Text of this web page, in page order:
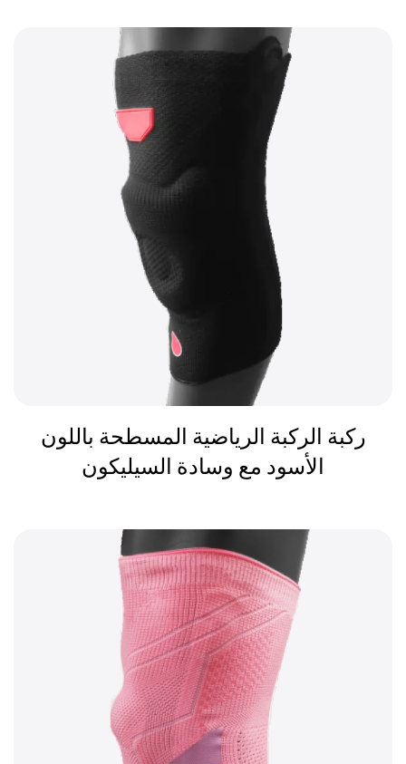
ركبة الركبة الرياضية المسطحة باللون
الأسود مع وسادة السيليكون